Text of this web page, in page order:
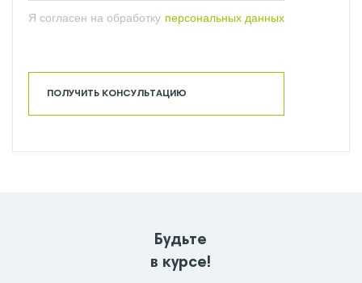
Я согласен на обработку персональных данных
ПОЛУЧИТЬ КОНСУЛЬТАЦИЮ
Будьте
в курсе!